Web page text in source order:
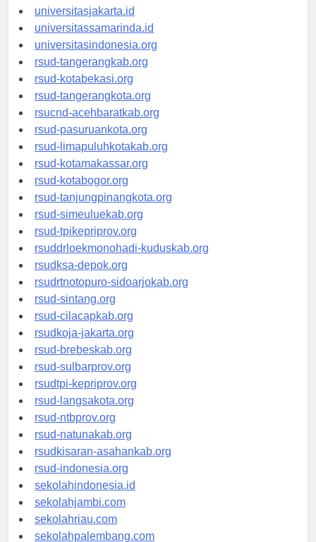
universitassalor.id
universitasjakarta.id
universitassamarinda.id
universitasindonesia.org
rsud-tangerangkab.org
rsud-kotabekasi.org
rsud-tangerangkota.org
rsucnd-acehbaratkab.org
rsud-pasuruankota.org
rsud-limapuluhkotakab.org
rsud-kotamakassar.org
rsud-kotabogor.org
rsud-tanjungpinangkota.org
rsud-simeuluekab.org
rsud-tpikepriprov.org
rsuddrloekmonohadi-kuduskab.org
rsudksa-depok.org
rsudrtnotopuro-sidoarjokab.org
rsud-sintang.org
rsud-cilacapkab.org
rsudkoja-jakarta.org
rsud-brebeskab.org
rsud-sulbarprov.org
rsudtpi-kepriprov.org
rsud-langsakota.org
rsud-ntbprov.org
rsud-natunakab.org
rsudkisaran-asahankab.org
rsud-indonesia.org
sekolahindonesia.id
sekolahjambi.com
sekolahriau.com